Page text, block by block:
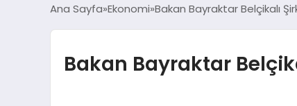
Ana Sayfa Ekonomi Bakan Bayraktar Belçikalı
Bakan Bayraktar